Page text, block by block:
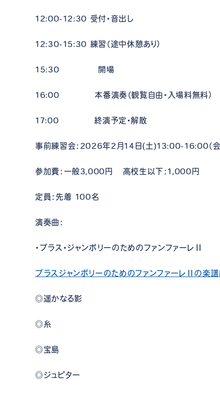
12:00-12:30 受付・音出し
12:30-15:30 練習（途中休憩あり）
15:30 開場
16:00 本番演奏（観覧自由・入場料無料）
17:00 終演予定・解散
事前練習会：2026年2月14日(土)13:00-16:00（会場
参加費：一般3,000円 高校生以下：1,000円
定員：先着 100名
演奏曲：
・ブラス・ジャンボリーのためのファンファーレⅡ
ブラスジャンボリーのためのファンファーレⅡの楽
◎遥かなる影
◎糸
◎宝島
◎ジュピター